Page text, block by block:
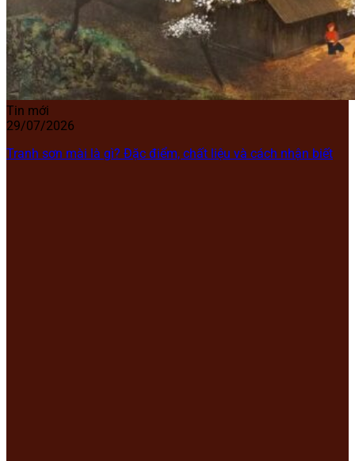
Tin mới
29/07/2026
Tranh sơn mài là gì? Đặc điểm, chất liệu và cách nhận biết